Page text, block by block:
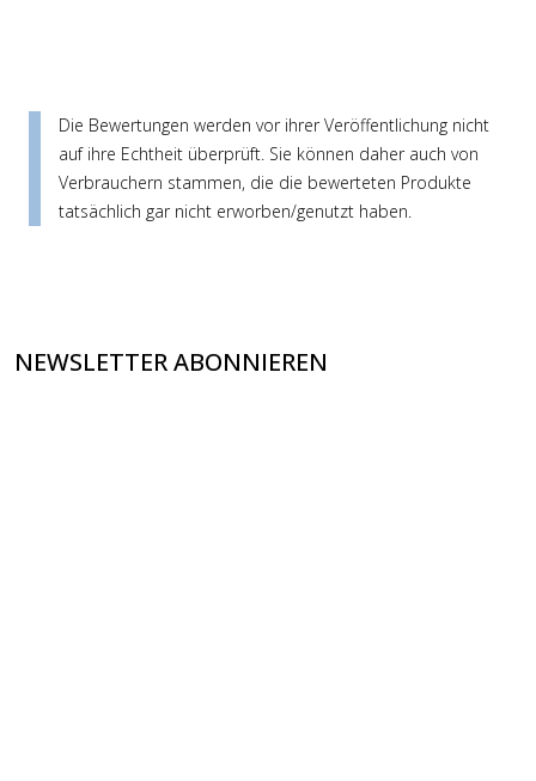
Die Bewertungen werden vor ihrer Veröffentlichung nicht
auf ihre Echtheit überprüft. Sie können daher auch von
Verbrauchern stammen, die die bewerteten Produkte
tatsächlich gar nicht erworben/genutzt haben.
NEWSLETTER ABONNIEREN